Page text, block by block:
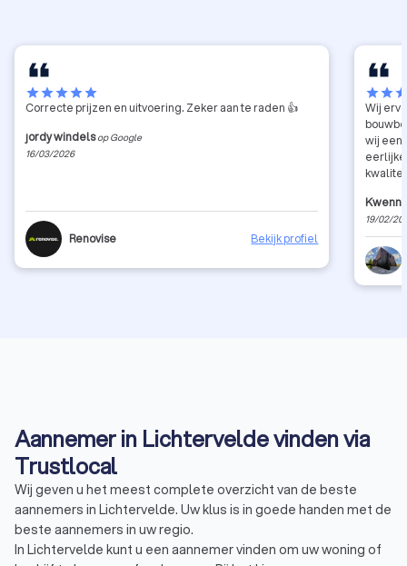
starstarstarstarstar
Correcte prijzen en uitvoering. Zeker aan te raden 👍
jordy windels op Google
16/03/2026
Renovise Bekijk profiel
starstar
Wij
wij een
19/02/
Aannemer in Lichtervelde vinden via
Trustlocal
Wij geven u het meest complete overzicht van de beste
aannemers in Lichtervelde. Uw klus is in goede handen met de
beste aannemers in uw regio.
In Lichtervelde kunt u een aannemer vinden om uw woning of